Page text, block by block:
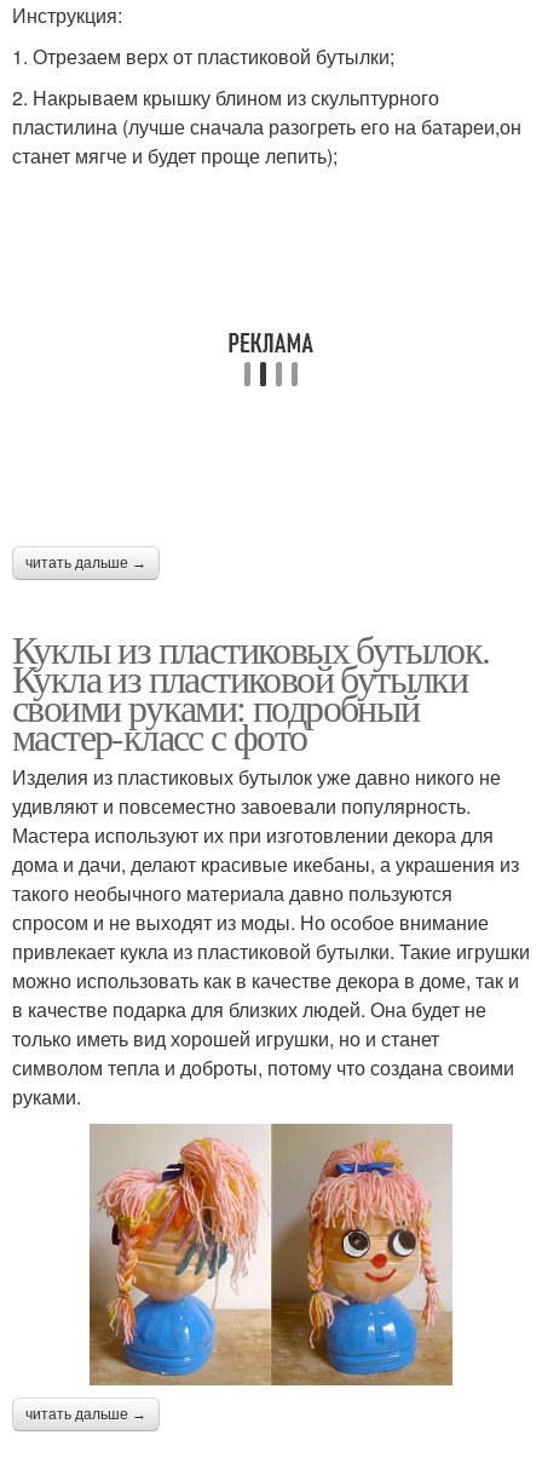
Инструкция:
1. Отрезаем верх от пластиковой бутылки;
2. Накрываем крышку блином из скульптурного
пластилина (лучше сначала разогреть его на батареи,он
станет мягче и будет проще лепить);
читать дальше →
Куклы из пластиковых бутылок.
Кукла из пластиковой бутылки
своими руками: подробный
мастер-класс с фото
Изделия из пластиковых бутылок уже давно никого не
удивляют и повсеместно завоевали популярность.
Мастера используют их при изготовлении декора для
дома и дачи, делают красивые икебаны, а украшения из
такого необычного материала давно пользуются
спросом и не выходят из моды. Но особое внимание
привлекает кукла из пластиковой бутылки. Такие игрушки
можно использовать как в качестве декора в доме, так и
в качестве подарка для близких людей. Она будет не
только иметь вид хорошей игрушки, но и станет
символом тепла и доброты, потому что создана своими
руками.
читать дальше →